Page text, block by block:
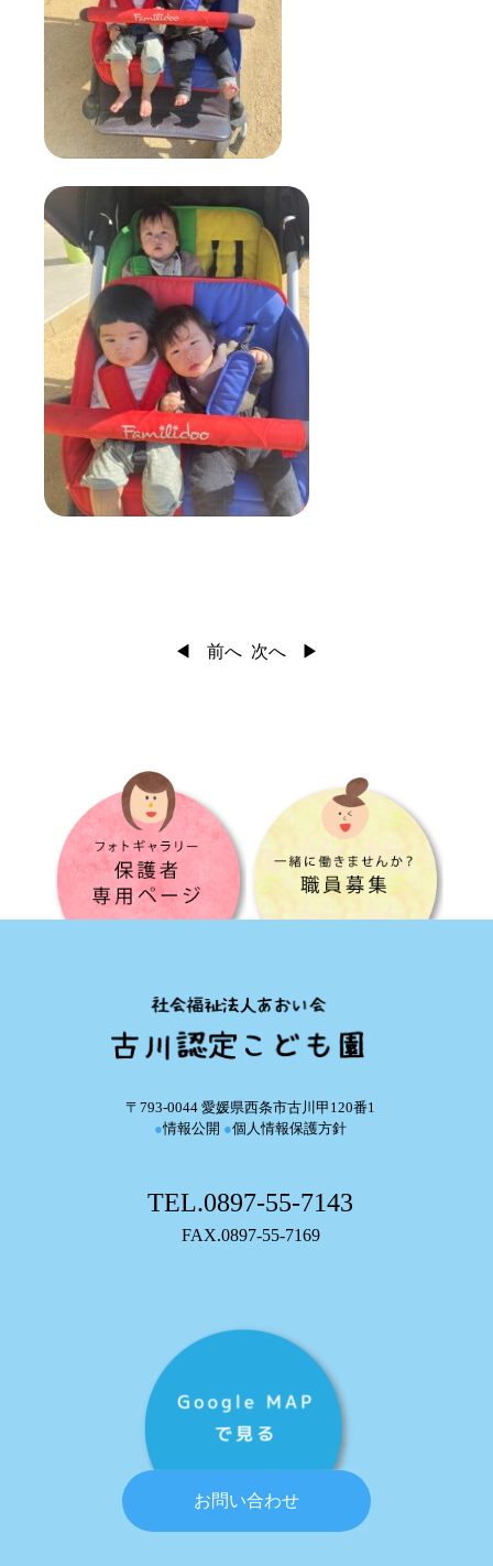
前へ 次へ
〒793-0044 愛媛県西条市古川甲120番1
●情報公開 ●個人情報保護方針
TEL.0897-55-7143
FAX.0897-55-7169
お問い合わせ